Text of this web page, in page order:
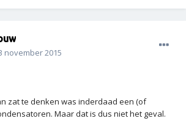
november 2015
zat te denken was inderdaad een (of
Maar dat is dus niet het geval.